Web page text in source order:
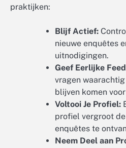
praktijken:
Blijf Actief:
nieuwe enquêtes
uitnodigingen.
Geef Eerlijke
vragen
blijven komen
Voltooi Je Profiel:
profiel vergroot
enquêtes te
Neem Deel aan